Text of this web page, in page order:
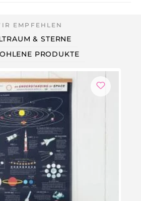
& STERNE
PRODUKTE